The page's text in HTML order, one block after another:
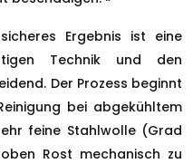
Ergebnis ist eine
Technik und den
Der Prozess beginnt
bei abgekühltem
feine Stahlwolle (Grad
Rost mechanisch zu